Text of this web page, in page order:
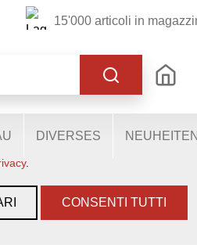
15'000 articoli in
DIVERSES
MINITRIX 14954 LINKS-
funzionamento del sito, altri
i nostri utenti. Ci aiutano
.
CONSENTI TUTTI